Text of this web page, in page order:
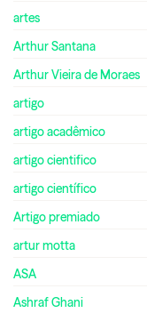
artes
Arthur Santana
Arthur Vieira de Moraes
artigo
artigo acadêmico
artigo cientifico
artigo científico
Artigo premiado
artur motta
ASA
Ashraf Ghani